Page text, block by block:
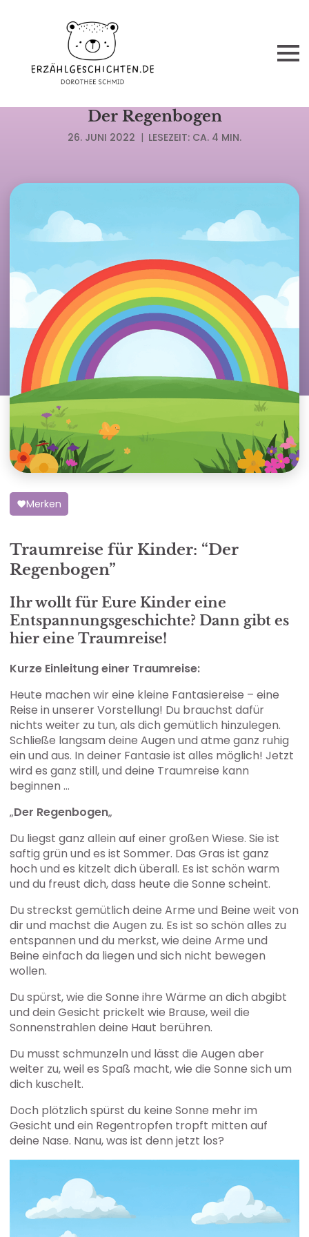
Der Regenbogen
26. JUNI 2022 | LESEZEIT: CA. 4 MIN.
Merken
Traumreise für Kinder: “Der
Regenbogen”
Ihr wollt für EureKinder eine
Entspannungsgeschichte? Dann gibt es
hier eineTraumreise!
Kurze Einleitung einer Traumreise:
Heute machen wir eine kleine Fantasiereise – eine
Reise in unserer Vorstellung! Du brauchst dafür
nichts weiter zu tun, als dich gemütlich hinzulegen.
Schließe langsam deine Augen und atme ganz ruhig
ein und aus. In deiner Fantasie ist alles möglich! Jetzt
wird es ganz still, und deine Traumreise kann
beginnen …
„Der Regenbogen„
Du liegst ganz allein auf einer großen Wiese. Sie ist
saftig grün und es ist Sommer. Das Gras ist ganz
hoch und es kitzelt dich überall. Es ist schön warm
und du freust dich, dass heute die Sonne scheint.
Du streckst gemütlich deine Arme und Beine weit von
dir und machst die Augen zu. Es ist so schön alles zu
entspannen und du merkst, wie deine Arme und
Beine einfach da liegen und sich nicht bewegen
wollen.
Du spürst, wie die Sonne ihre Wärme an dich abgibt
und dein Gesicht prickelt wie Brause, weil die
Sonnenstrahlen deine Haut berühren.
Du musst schmunzeln und lässt die Augen aber
weiter zu, weil es Spaß macht, wie die Sonne sich um
dich kuschelt.
Doch plötzlich spürst du keine Sonne mehr im
Gesicht und ein Regentropfen tropft mitten auf
deine Nase. Nanu, was ist denn jetzt los?